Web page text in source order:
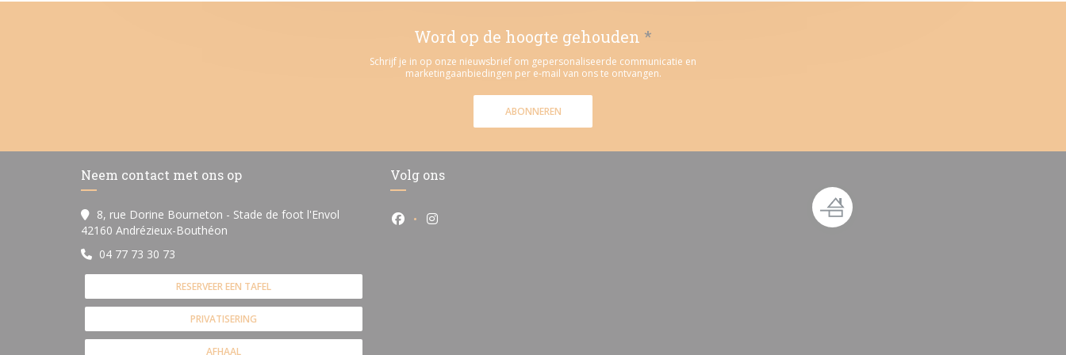
Word op de hoogte gehouden *
Schrijf je in op onze nieuwsbrief om gepersonaliseerde communicatie en
marketingaanbiedingen per e-mail van ons te ontvangen.
ABONNEREN
Neem contact met ons op
8, rue Dorine Bourneton - Stade de foot l'Envol
42160 Andrézieux-Bouthéon
04 77 73 30 73
RESERVEER EEN TAFEL
PRIVATISERING
AFHAAL
Volg ons
Facebook ((opent in een nieuw venster))
Instagram ((opent in een nieuw venster))